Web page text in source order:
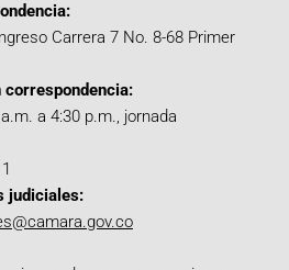
Carrera 7 No. 8-68 Primer
a 4:30 p.m., jornada
judiciales: